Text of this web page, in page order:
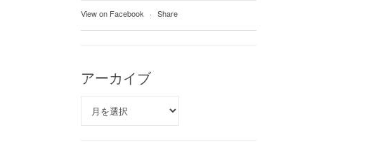
View on Facebook · Share
アーカイブ